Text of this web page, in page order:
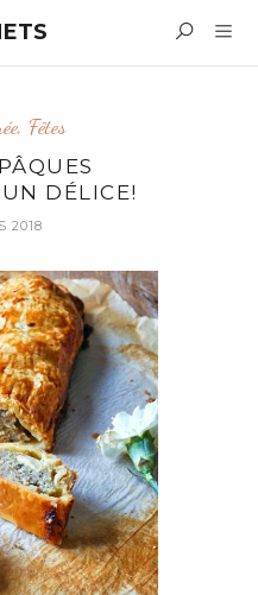
, Fêtes
DÉLICE!
2018